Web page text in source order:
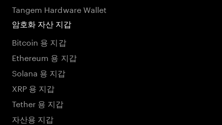
Tangem Hardware Wallet
암호화 자산 지갑
Bitcoin 용 지갑
Ethereum 용 지갑
Solana 용 지갑
XRP 용 지갑
Tether 용 지갑
자산용 지갑